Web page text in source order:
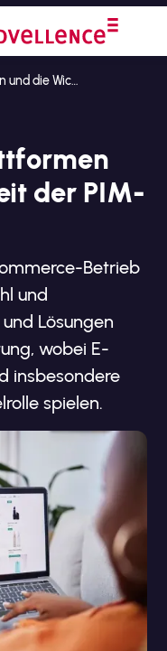
E-Commerce Plattformen und die Wichtigkeit der PIM-Systeme
der PIM-
Betrieb
und
Lösungen
wobei E-
insbesondere
spielen.